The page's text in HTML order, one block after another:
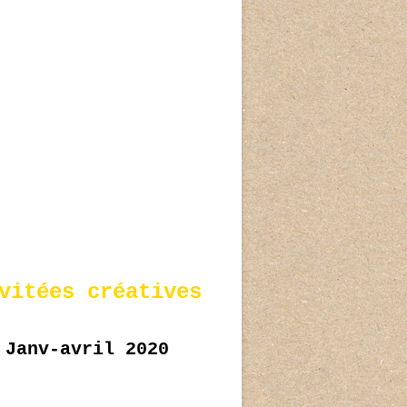
créatives
Janv-avril 2020